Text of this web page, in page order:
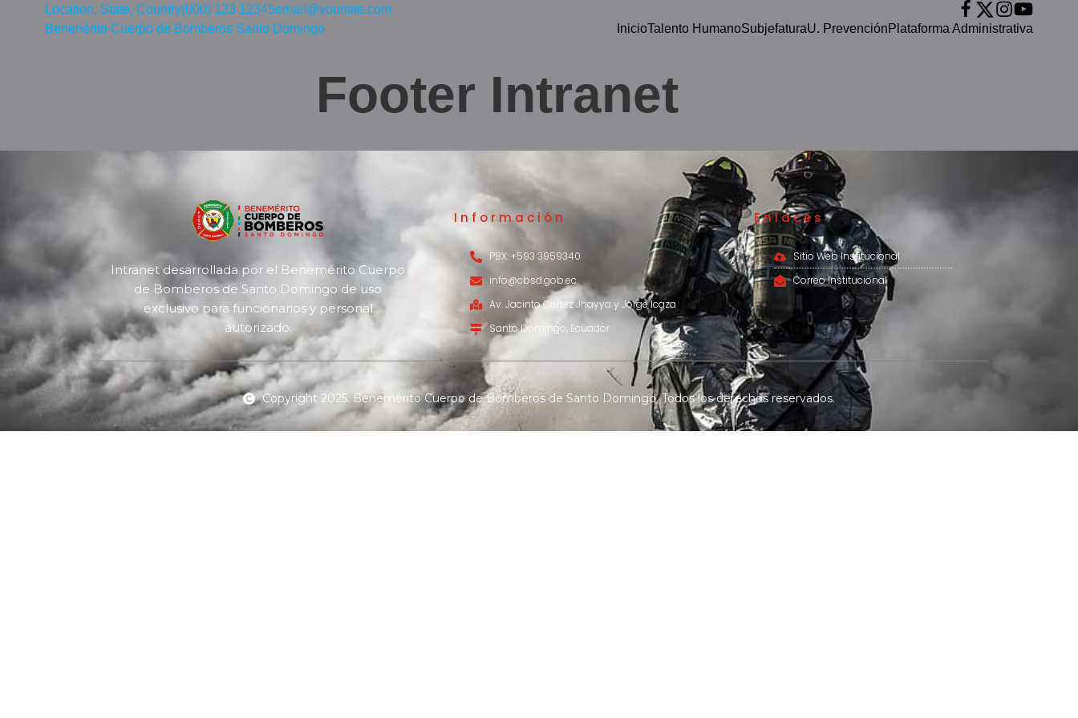
Location, State, Country(000) 123 12345email@yoursite.com
Benenérito Cuerpo de Bomberos Santo Domingo
InicioTalento HumanoSubjefaturaU. PrevenciónPlataforma Administrativa
Footer Intranet
Intranet desarrollada por el Benemérito Cuerpo
de Bomberos de Santo Domingo de uso
exclusivo para funcionarios y personal
autorizado.
Información
PBX: +593 3959340
info@cbsd.gob.ec
Av. Jacinto Cortéz Jhayya y Jorge Icaza
Santo Domingo, Ecuador
Enlaces
Sitio Web Institucional
Correo Institucional
Copyright 2025. Benemérito Cuerpo de Bomberos de Santo Domingo. Todos los derechos reservados.